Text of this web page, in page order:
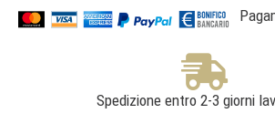
Famiglia
Cavallero
quantità
Spedizione entro 2-3 giorni